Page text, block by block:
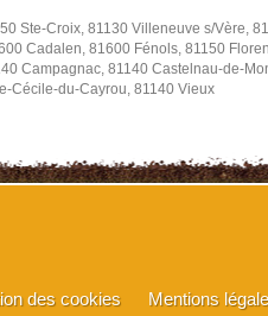
Ste-Croix, 81130 Villeneuve s/Vère,
Cadalen, 81600 Fénols, 81150
Campagnac, 81140 Castelnau-de-
Cécile-du-Cayrou, 81140 Vieux
des cookies Mentions